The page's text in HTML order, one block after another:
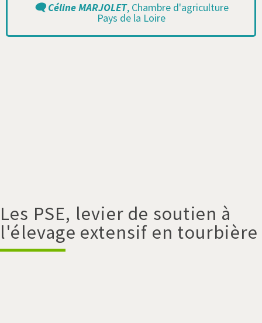
🗨️ Céline MARJOLET, Chambre d'agriculture
Pays de la Loire
Les PSE, levier de soutien à
l'élevage extensif en tourbière